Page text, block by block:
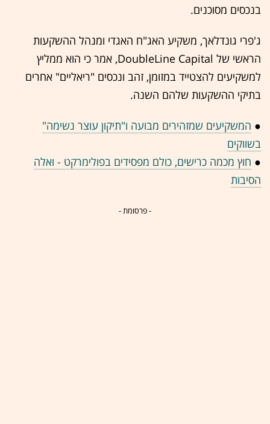
בנכסים מסוכנים.
ג'פרי גונדלאך, משקיע האג"ח האגדי ומנהל ההשקעות
הראשי של DoubleLine Capital, אמר כי הוא ממליץ
למשקיעים להצטייד במזומן, זהב ונכסים "ריאליים" אחרים
בתיקי ההשקעות שלהם השנה.
● המשקיעים שמזהירים מבועה ו"תיקון עוצר נשימה"
בשווקים
● חוץ מכמה כרישים, כולם מפסידים בפולימרקט - ואלה
הסיבות
- פרסומת -